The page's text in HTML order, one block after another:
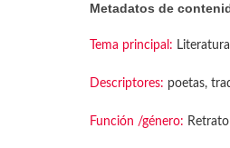
Metadatos de
Tema principal:
Descriptores: poetas,
Función /género: Retrato